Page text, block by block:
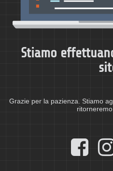
Stiamo
Grazie per la pazienza. Stiamo
ritorneremo